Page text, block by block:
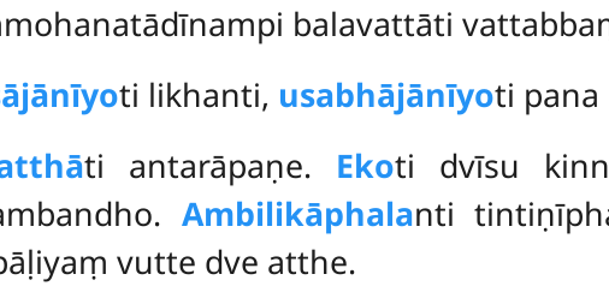
balavattāti
ti likhanti, usabhājānīyoti
ti antarāpaṇe. Ekoti dvīsu
Ambilikāphalanti
vutte dve atthe.